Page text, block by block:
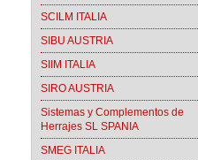
SCILM ITALIA
SIBU AUSTRIA
SIIM ITALIA
SIRO AUSTRIA
Sistemas y Complementos de
Herrajes SL SPANIA
SMEG ITALIA